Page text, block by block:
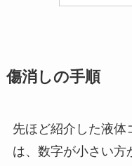
傷消しの手順
先ほど紹介した液体
は、数字が小さい方